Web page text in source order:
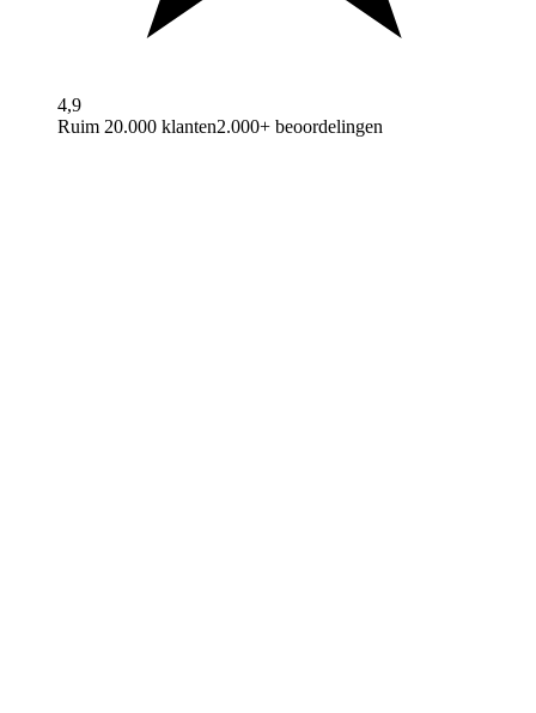
4,9
Ruim 20.000 klanten2.000+ beoordelingen